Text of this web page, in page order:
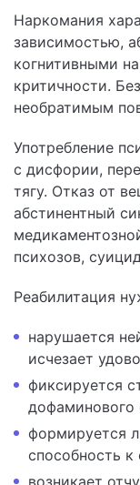
Наркомания
зависимостью,
когнитивными
критичности.
необратимым
Употребление
с дисфории,
тягу. Отказ от
абстинентный
психозов,
Реабилитация
нарушается
исчезает
фиксируется
дофаминового
формируется
способность к
возникает